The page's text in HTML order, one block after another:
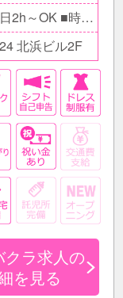
21:00～翌2:00の間で1日2h～OK ■時間帯・日数は相談に応じます。 □Wワークの方も無理なく働ける！ ⇒お昼の仕事が終わって少しゆっくりしてからの出勤も可能♪ ■日によって勤務時間の変更もＯＫ！ ⇒週末は普段より長めに働きたい！といった希望にも応じます！ □出勤・退勤時間の相談もOK！ ⇒休みにちょっとだけ働きたい、22時から３時間だけなど、週や月によっての調整も可能です♪
北浜ビル2F
クラ求人の
を見る